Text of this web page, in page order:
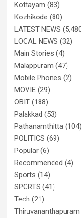
Kottayam (83)
Kozhikode (80)
LATEST NEWS
LOCAL NEWS (32)
Main Stories (4)
Malappuram (47)
Mobile Phones (2)
MOVIE (29)
OBIT (188)
Palakkad (53)
Pathanamthitta (104)
POLITICS (69)
Popular (6)
Recommended (4)
Sports (14)
SPORTS (41)
Tech (21)
Thiruvananthapuram